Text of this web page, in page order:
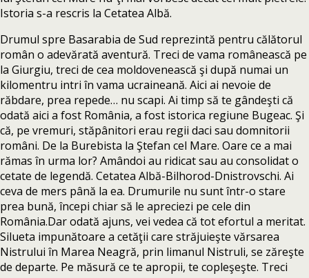
Istoria s-a rescris la Cetatea Albă.
Drumul spre Basarabia de Sud reprezintă pentru călătorul
român o adevărată aventură. Treci de vama românească pe
la Giurgiu, treci de cea moldovenească şi după numai un
kilomentru intri în vama ucraineană. Aici ai nevoie de
răbdare, prea repede… nu scapi. Ai timp să te gândeşti că
odată aici a fost România, a fost istorica regiune Bugeac. Şi
că, pe vremuri, stăpânitori erau regii daci sau domnitorii
români. De la Burebista la Ştefan cel Mare. Oare ce a mai
rămas în urma lor? Amândoi au ridicat sau au consolidat o
cetate de legendă. Cetatea Albă-Bilhorod-Dnistrovschi. Ai
ceva de mers până la ea. Drumurile nu sunt într-o stare
prea bună, începi chiar să le apreciezi pe cele din
România.Dar odată ajuns, vei vedea că tot efortul a meritat.
Silueta impunătoare a cetăţii care străjuieşte vărsarea
Nistrului în Marea Neagră, prin limanul Nistruli, se zăreşte
de departe. Pe măsură ce te apropii, te copleşeşte. Treci